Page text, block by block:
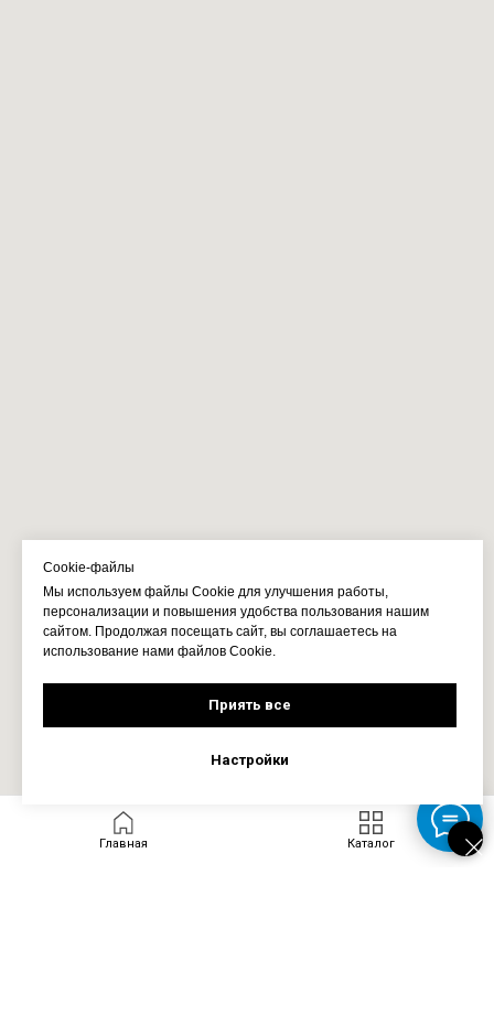
Cookie-файлы
Мы используем файлы Cookie для улучшения работы,
персонализации и повышения удобства пользования нашим
сайтом. Продолжая посещать сайт, вы соглашаетесь на
использование нами файлов Cookie.
Приять все
Настройки
Главная Каталог